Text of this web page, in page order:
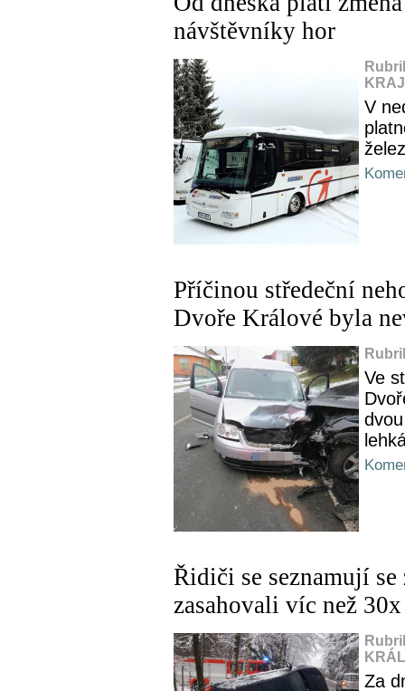
návštěvníky hor
V
Příčinou středeční
Dvoře Králové byla
Ve
Řidiči se seznamují
zasahovali víc než 30x
Za